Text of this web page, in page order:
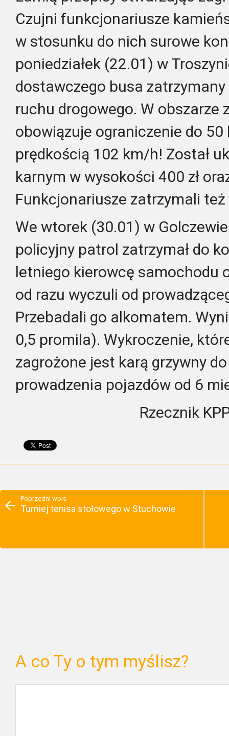
Czujni funkcjonariusze
w stosunku do nich surowe
poniedziałek (22.01) w
dostawczego busa
ruchu drogowego. W obszarze
obowiązuje ograniczenie do 50
prędkością 102 km/h! Został
karnym w wysokości 400 zł
Funkcjonariusze zatrzymali
We wtorek (30.01) w
policyjny patrol zatrzymał do
letniego kierowcę samochodu
od razu wyczuli od
Przebadali go alkomatem.
0,5 promila). Wykroczenie,
zagrożone jest karą grzywny
prowadzenia pojazdów od 6
Rzecznik
Poprzedni wpis
Turniej tenisa stołowego w Stuchowie
A co Ty o tym myślisz?